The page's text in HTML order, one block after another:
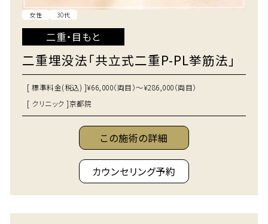
女性 30代
二重・目もと
二重埋没法「共立式二重P-PL挙筋法」
[ 標準料金(税込) ]¥66,000（両目）～¥286,000（両目）
[ クリニック ]京都院
この施術の詳細
カウンセリング予約